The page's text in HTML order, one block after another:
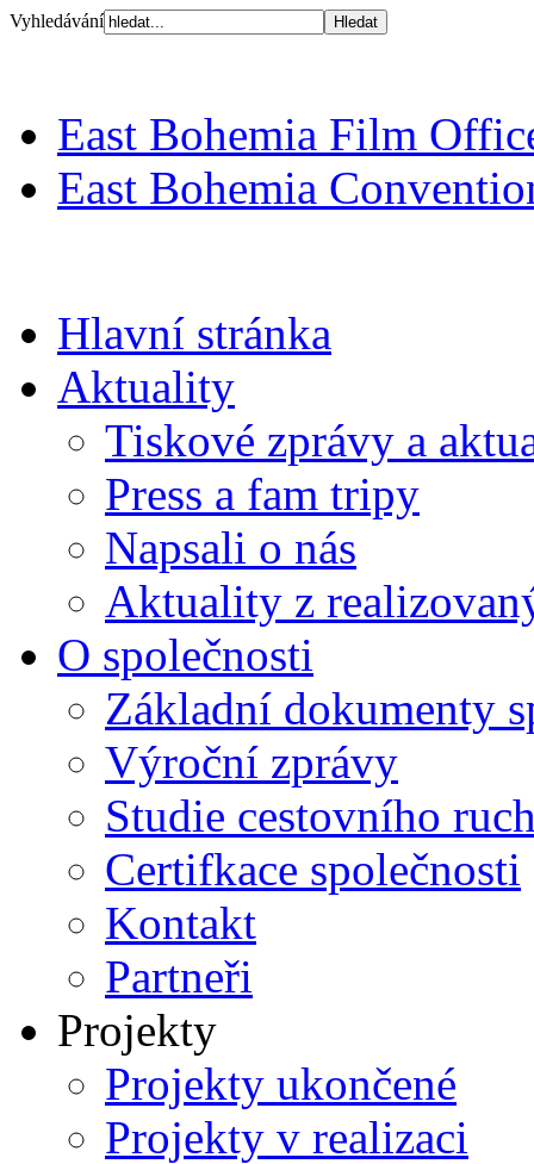
Vyhledávání
East Bohemia Film
East Bohemia
Hlavní stránka
Aktuality
Tiskové zprávy a
Press a fam tripy
Napsali o nás
Aktuality z
O společnosti
Základní dokumenty
Výroční zprávy
Studie cestovního
Certifkace společnosti
Kontakt
Partneři
Projekty
Projekty ukončené
Projekty v realizaci